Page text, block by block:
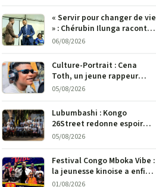
son crayon
« Servir pour changer de vie
» : Chérubin Ilunga raconte
le parcours du député
Tshimbu en 137 pages
06/08/2026
Culture-Portrait : Cena
Toth, un jeune rappeur
déterminé à faire entendre
05/08/2026
Lubumbashi : Kongo
26Street redonne espoir
aux enfants de la rue par
05/08/2026
Festival Congo Mboka Vibe :
la jeunesse kinoise a enfin
sa plateforme de culture
01/08/2026